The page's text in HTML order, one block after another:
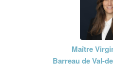
Maître
Barreau de Val-